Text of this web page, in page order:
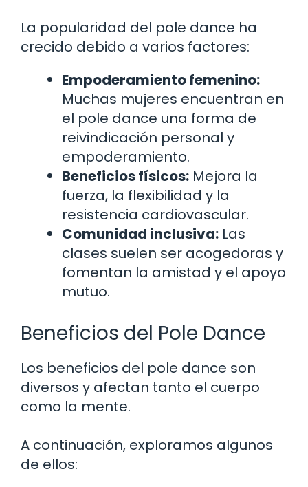
La popularidad del pole dance ha
crecido debido a varios factores:
Empoderamiento femenino:
Muchas mujeres encuentran en
el pole dance una forma de
reivindicación personal y
empoderamiento.
Beneficios físicos: Mejora la
fuerza, la flexibilidad y la
resistencia cardiovascular.
Comunidad inclusiva: Las
clases suelen ser acogedoras y
fomentan la amistad y el apoyo
mutuo.
Beneficios del Pole Dance
Los beneficios del pole dance son
diversos y afectan tanto el cuerpo
como la mente.
A continuación, exploramos algunos
de ellos: